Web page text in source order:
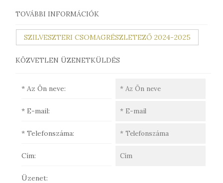
TOVÁBBI INFORMÁCIÓK
SZILVESZTERI CSOMAGRÉSZLETEZŐ 2024-2025
KÖZVETLEN ÜZENETKÜLDÉS
* Az Ön neve:
* E-mail:
* Telefonszáma:
Cím:
Üzenet: